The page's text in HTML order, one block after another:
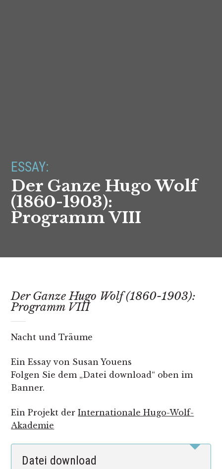
ESSAY:
Der Ganze Hugo Wolf
(1860-1903):
Programm VIII
Der Ganze Hugo Wolf (1860-1903):
Programm VIII
Nacht und Träume
Ein Essay von Susan Youens
Folgen Sie dem „Datei download“ oben im
Banner.
Ein Projekt derInternationale Hugo-Wolf-
Akademie
Datei download